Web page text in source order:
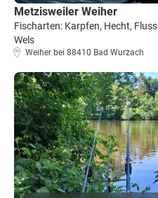
Metzisweiler Weiher
Fischarten: Karpfen, Hecht,
Wels
Weiher bei 88410 Bad Wurzach